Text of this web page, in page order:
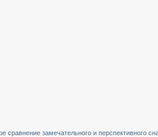
сравнение замечательного и перспективного